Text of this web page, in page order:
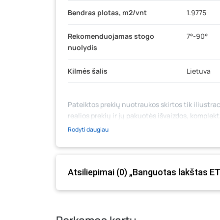
Bendras plotas, m2/vnt 1.9775
Rekomenduojamas stogo
nuolydis
7°-90°
Kilmės šalis Lietuva
Pateiktos prekių nuotraukos skirtos tik
realios prekių ir jų pakuotės išvaizdos,
medžiaga su aprašymu) yra bendrinio
prašome vadovautis ta kaina, kuri galioja
Rodyti daugiau
Atsiliepimai (0) „Banguotas lakštas